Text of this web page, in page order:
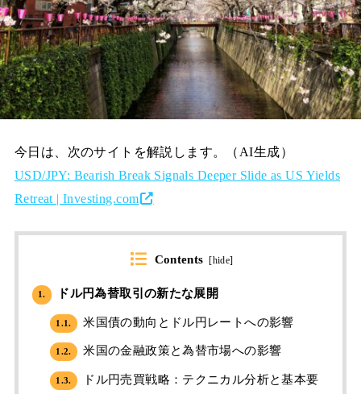
今日は、次のサイトを解説します。（AI生成）
USD/JPY: Bearish Break Signals Deeper Slide as US Yields
Retreat | Investing.com
Contents [hide]
1. ドル円為替取引の新たな展開
1.1. 米国債の動向とドル円レートへの影響
1.2. 米国の金融政策と為替市場への影響
1.3.
ドル円売買戦略：テクニカル分析と基本要